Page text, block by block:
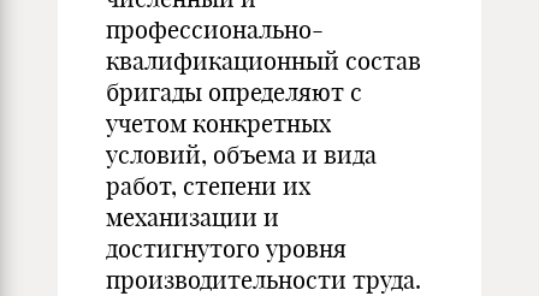
профессионально-
квалификационный состав
бригады определяют с
учетом конкретных
условий, объема и вида
работ, степени их
механизации и
достигнутого уровня
производительности труда.